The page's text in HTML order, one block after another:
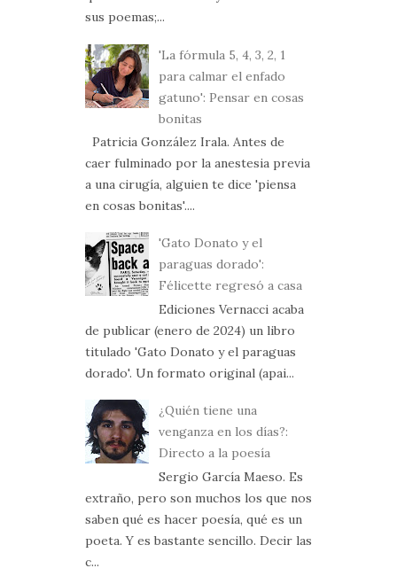
sus poemas;...
'La fórmula 5, 4, 3, 2, 1
para calmar el enfado
gatuno': Pensar en cosas
bonitas
Patricia González Irala. Antes de
caer fulminado por la anestesia previa
a una cirugía, alguien te dice 'piensa
en cosas bonitas'....
'Gato Donato y el
paraguas dorado':
Félicette regresó a casa
Ediciones Vernacci acaba
de publicar (enero de 2024) un libro
titulado 'Gato Donato y el paraguas
dorado'. Un formato original (apai...
¿Quién tiene una
venganza en los días?:
Directo a la poesía
Sergio García Maeso. Es
extraño, pero son muchos los que nos
saben qué es hacer poesía, qué es un
poeta. Y es bastante sencillo. Decir las
c...